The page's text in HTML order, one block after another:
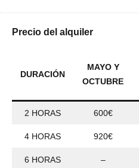
Precio del alquiler
DURACIÓN
MAYO Y
OCTUBRE
2 HORAS 600€
4 HORAS 920€
6 HORAS –